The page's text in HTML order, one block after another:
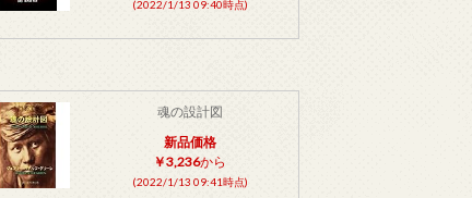
(2022/1/13 09:40時点)
魂の設計図
新品価格
￥3,236から
(2022/1/13 09:41時点)